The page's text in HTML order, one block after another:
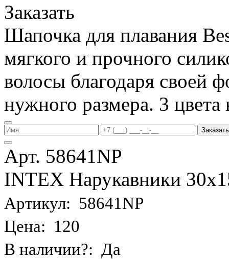
Заказать
Шапочка для плавания
мягкого и прочного
волосы благодаря своей
нужного размера. 3
Заказать
Арт. 58641NP
INTEX Нарукавники
Артикул: 58641NP
Цена: 120
В наличии?: Да